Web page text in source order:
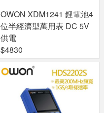
OWON XDM1241 鋰電池4
位半經濟型萬用表 DC 5V
供電
$4830